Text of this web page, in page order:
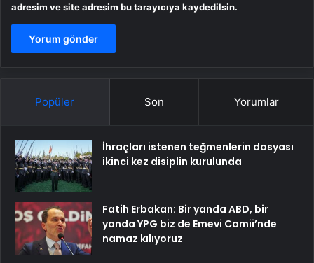
adresim ve site adresim bu tarayıcıya kaydedilsin.
Popüler Son Yorumlar
İhraçları istenen teğmenlerin dosyası
ikinci kez disiplin kurulunda
Fatih Erbakan: Bir yanda ABD, bir
yanda YPG biz de Emevi Camii’nde
namaz kılıyoruz